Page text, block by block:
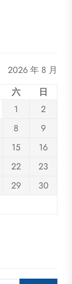
2026 年 8 月
六
日
1
2
8
9
15
16
22
23
29
30